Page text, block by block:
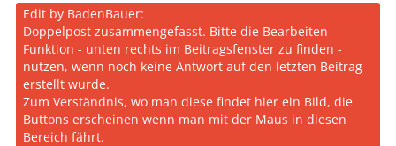
Edit by BadenBauer:
Doppelpost zusammengefasst. Bitte die Bearbeiten
Funktion - unten rechts im Beitragsfenster zu finden -
nutzen, wenn noch keine Antwort auf den letzten Beitrag
erstellt wurde.
Zum Verständnis, wo man diese findet hier ein Bild, die
Buttons erscheinen wenn man mit der Maus in diesen
Bereich fährt.